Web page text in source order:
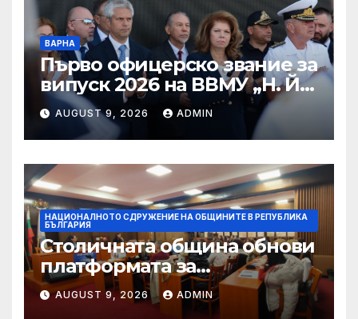
ВАРНА
Първо офицерско звание за
випуск 2026 на ВВМУ „Н. Й.
Вапцаров“
AUGUST 9, 2026 ADMIN
НАЦИОНАЛНОТО СДРУЖЕНИЕ НА ОБЩИНИТЕ В РЕПУБЛИКА
БЪЛГАРИЯ
Столичната община обнови
платформата за
граждански сигнали Call
Sofia
AUGUST 9, 2026 ADMIN